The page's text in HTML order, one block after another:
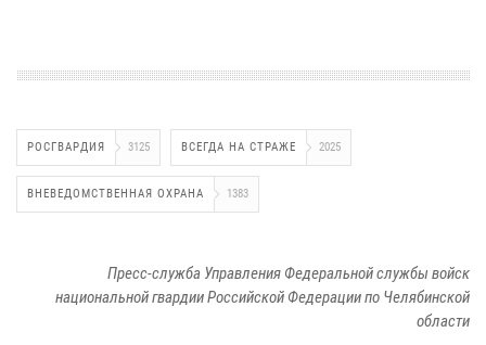
РОСГВАРДИЯ 3125 ВСЕГДА НА СТРАЖЕ 2025
ВНЕВЕДОМСТВЕННАЯ ОХРАНА 1383
Пресс-служба Управления Федеральной службы войск
национальной гвардии Российской Федерации по Челябинской
области